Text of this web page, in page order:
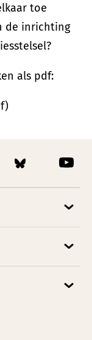
toe
de inrichting
als pdf: